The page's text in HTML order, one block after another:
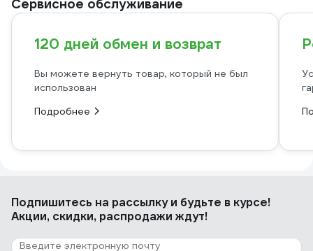
Сервисное обслуживание
120 дней обмен и возврат
Вы можете вернуть товар, который не был
использован
Подробнее
Подпишитесь на рассылкуи будьте в курсе!
Акции, скидки, распродажи ждут!